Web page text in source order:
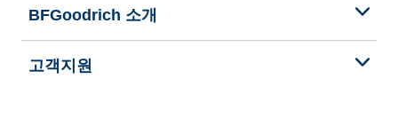
BFGoodrich 소개
고객지원